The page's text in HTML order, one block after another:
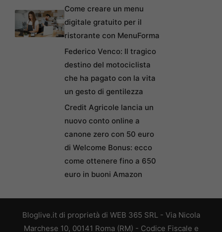
Come creare un menu
digitale gratuito per il
ristorante con MenuForma
Federico Venco: Il tragico
destino del motociclista
che ha pagato con la vita
un gesto di gentilezza
Credit Agricole lancia un
nuovo conto online a
canone zero con 50 euro
di Welcome Bonus: ecco
come ottenere fino a 650
euro in buoni Amazon
Bloglive.it di proprietà di WEB 365 SRL - Via Nicola
Marchese 10, 00141 Roma (RM) - Codice Fiscale e